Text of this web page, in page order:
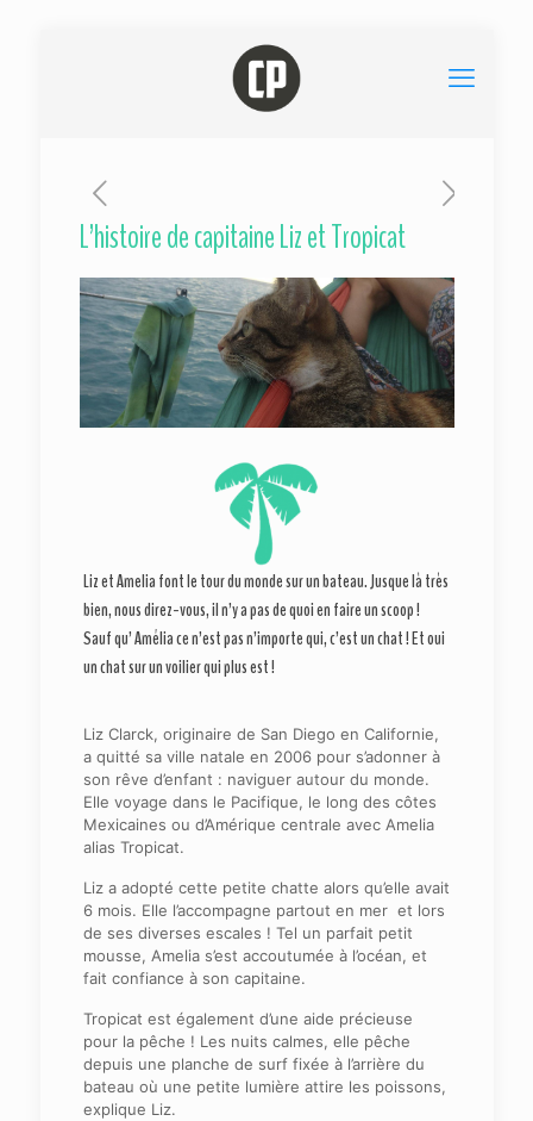
L’histoire de capitaine Liz et Tropicat
Liz et Amelia font le tour du monde sur un bateau. Jusque là très
bien, nous direz-vous, il n’y a pas de quoi en faire un scoop !
Sauf qu’ Amélia ce n’est pas n’importe qui, c’est un chat ! Et oui
un chat sur un voilier qui plus est !
Liz Clarck, originaire de San Diego en Californie,
a quitté sa ville natale en 2006 pour s’adonner à
son rêve d’enfant : naviguer autour du monde.
Elle voyage dans le Pacifique, le long des côtes
Mexicaines ou d’Amérique centrale avec Amelia
alias Tropicat.
Liz a adopté cette petite chatte alors qu’elle avait
6 mois. Elle l’accompagne partout en mer et lors
de ses diverses escales ! Tel un parfait petit
mousse, Amelia s’est accoutumée à l’océan, et
fait confiance à son capitaine.
Tropicat est également d’une aide précieuse
pour la pêche ! Les nuits calmes, elle pêche
depuis une planche de surf fixée à l’arrière du
bateau où une petite lumière attire les poissons,
explique Liz.